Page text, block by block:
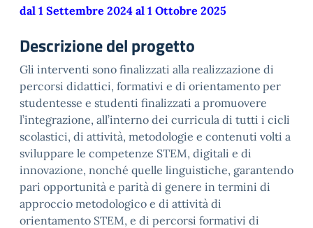
dal 1 Settembre 2024 al 1 Ottobre 2025
Descrizione del progetto
Gli interventi sono finalizzati alla realizzazione di
percorsi didattici, formativi e di orientamento per
studentesse e studenti finalizzati a promuovere
l’integrazione, all’interno dei curricula di tutti i cicli
scolastici, di attività, metodologie e contenuti volti a
sviluppare le competenze STEM, digitali e di
innovazione, nonché quelle linguistiche, garantendo
pari opportunità e parità di genere in termini di
approccio metodologico e di attività di
orientamento STEM, e di percorsi formativi di